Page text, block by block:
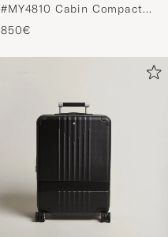
#MY4810 Cabin Compact
Trolley Blue
850€